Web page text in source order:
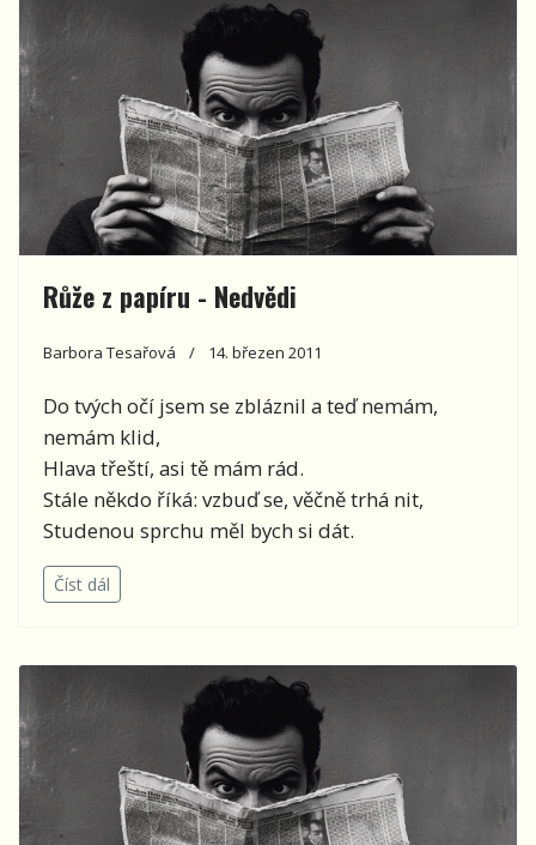
Růže z papíru - Nedvědi
Barbora Tesařová 14. březen 2011
Do tvých očí jsem se zbláznil a teď nemám,
nemám klid,
Hlava třeští, asi tě mám rád.
Stále někdo říká: vzbuď se, věčně trhá nit,
Studenou sprchu měl bych si dát.
Číst dál